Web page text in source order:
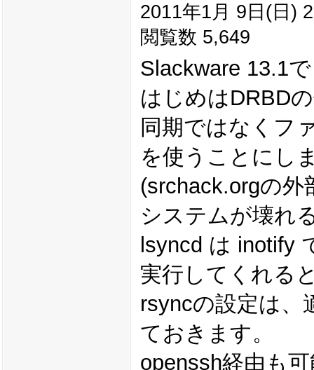
2011年1月 9日(日)
閲覧数 5,649
Slackware 13.1
はじめはDRBD
同期ではなくフ
を使うことにし
(srchack.orgの
システムが壊れ
lsyncd は inotify
実行してくれる
rsyncの設定は、
ておきます。
openssh経由も